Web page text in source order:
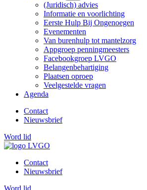
(Juridisch) advies
Informatie en voorlichting
Eerste Hulp Bij Ongenoegen
Evenementen
Van burenhulp tot mantelzorg
Appgroep penningmeesters
Facebookgroep LVGO
Belangenbehartiging
Plaatsen oproep
Veelgestelde vragen
Agenda
Contact
Nieuwsbrief
Word lid
Contact
Nieuwsbrief
Word lid